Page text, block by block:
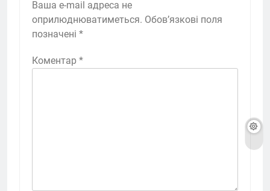
Ваша e-mail адреса не
оприлюднюватиметься. Обов’язкові поля
позначені *
Коментар *